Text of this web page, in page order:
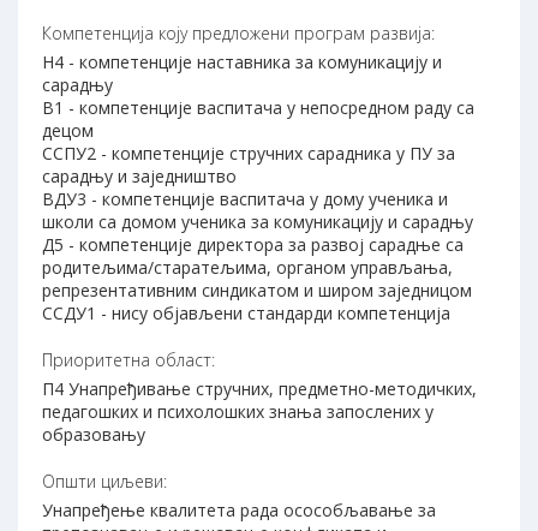
Компетенција коју предложени програм развија:
Н4 - компетенције наставника за комуникацију и
сарадњу
В1 - компетенције васпитача у непосредном раду са
децом
ССПУ2 - компетенције стручних сарадника у ПУ за
сарадњу и заједништво
ВДУ3 - компетенције васпитача у дому ученика и
школи са домом ученика за комуникацију и сарадњу
Д5 - компетенције директора за развој сарадње са
родитељима/старатељима, органом управљања,
репрезентативним синдикатом и широм заједницом
ССДУ1 - нису објављени стандарди компетенција
Приоритетна област:
П4 Унапређивање стручних, предметно-методичких,
педагошких и психолошких знања запослених у
образовању
Општи циљеви:
Унапређење квалитета рада осособљавање за